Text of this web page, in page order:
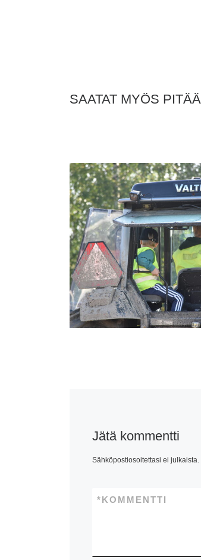
SAATAT MYÖS PITÄÄ
Jätä kommentti
Sähköpostiosoitettasi ei julkaista.
KOMMENTTI
*